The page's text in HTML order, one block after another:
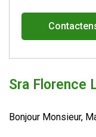
Sra Florence
Bonjour Monsieur,